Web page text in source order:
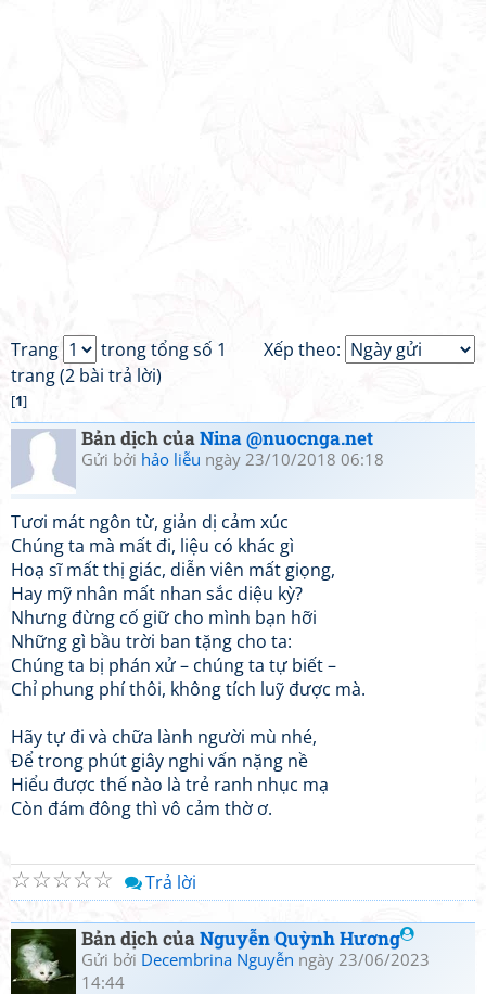
Xếp theo:
Trang
trong tổng số 1
trang (2 bài trả lời)
[1]
Bản dịch củaNina @nuocnga.net
Gửi bởi hảo liễu ngày 23/10/2018 06:18
Tươi mát ngôn từ, giản dị cảm xúc
Chúng ta mà mất đi, liệu có khác gì
Hoạ sĩ mất thị giác, diễn viên mất giọng,
Hay mỹ nhân mất nhan sắc diệu kỳ?
Nhưng đừng cố giữ cho mình bạn hỡi
Những gì bầu trời ban tặng cho ta:
Chúng ta bị phán xử – chúng ta tự biết –
Chỉ phung phí thôi, không tích luỹ được mà.
Hãy tự đi và chữa lành người mù nhé,
Để trong phút giây nghi vấn nặng nề
Hiểu được thế nào là trẻ ranh nhục mạ
Còn đám đông thì vô cảm thờ ơ.
☆
☆
☆
☆
☆ Trả lời
Bản dịch củaNguyễn Quỳnh Hương
Gửi bởi Decembrina Nguyễn ngày 23/06/2023
14:44